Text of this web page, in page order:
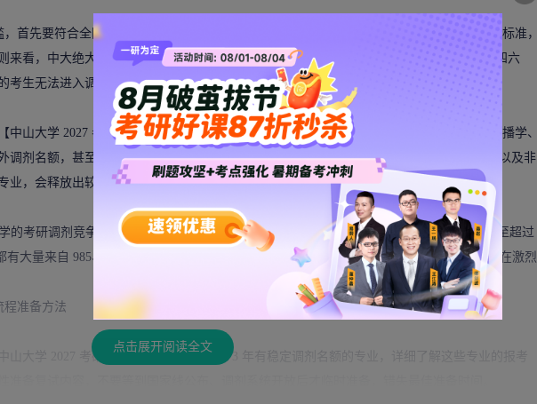
首先要符合全国
招生考试的国家线要求，同时还要满足中大调入专业的复试线标准，
来看，中大绝大多数专业要求考生本科专业与调入专业高度相关，部分专业还设置了英语四六
考生无法进入调剂环节。
大学 2027 考研调剂信息】中的名额分布呈现明显的规律：热门的金融、法学、新闻传播学、
调剂名额，甚至校内调剂名额都极少;调剂名额主要集中在部分冷门基础学硕、全日制
以及非
业，会释放出较多的统考调剂名额。
考研调剂竞争异常激烈，尤其是全日制专业的调剂，报录比普遍超过 10:1，部分专业甚至超过
有大量来自 985、211 院校的高分考生申请中大的调剂，考生如果没有提前做好准备，很难在激烈
准备方法
学 2027 考研调剂信息】，梳理出近 3 年有稳定调剂名额的专业，详细了解这些专业的报考
点击展开阅读全文